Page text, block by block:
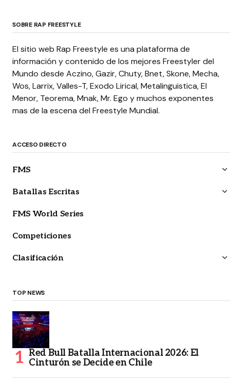
SOBRE RAP FREESTYLE
El sitio web Rap Freestyle es una plataforma de
información y contenido de los mejores Freestyler del
Mundo desde Aczino, Gazir, Chuty, Bnet, Skone, Mecha,
Wos, Larrix, Valles-T, Exodo Lirical, Metalinguistica, El
Menor, Teorema, Mnak, Mr. Ego y muchos exponentes
mas de la escena del Freestyle Mundial.
ACCESO DIRECTO
FMS
Batallas Escritas
FMS World Series
Competiciones
Clasificación
TOP NEWS
Red Bull Batalla Internacional 2026: El
Cinturón se Decide en Chile